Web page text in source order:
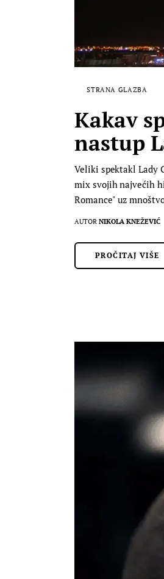
STRANA GLAZBA
Kakav
nastup
Veliki spektakl Lady
mix svojih najvećih
Romance" uz
AUTOR NIKOLA KNEŽEVIĆ
PROČITAJ VIŠE